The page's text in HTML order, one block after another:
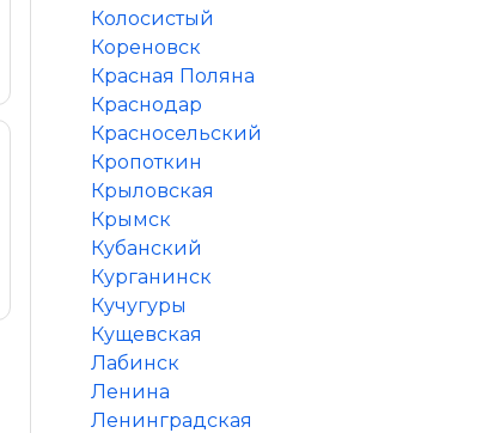
Колосистый
Кореновск
Красная Поляна
Краснодар
Красносельский
Кропоткин
Крыловская
Крымск
Кубанский
Курганинск
Кучугуры
Кущевская
Лабинск
Ленина
Ленинградская